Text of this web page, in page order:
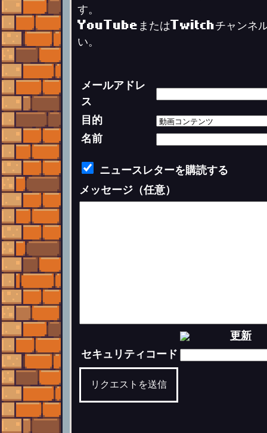
す。
YouTubeまたはTwitchチャンネルを
い。
メールアドレ
ス
目的
名前
ニュースレターを購読する
メッセージ（任意）
更新
セキュリティコード
リクエストを送信